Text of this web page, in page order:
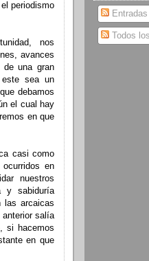
periodismo
nos
avances
de una gran
sea un
debamos
el cual hay
en que
casi como
en
nuestros
y sabiduría
las arcaicas
salía
si hacemos
en que
Entradas
Todos